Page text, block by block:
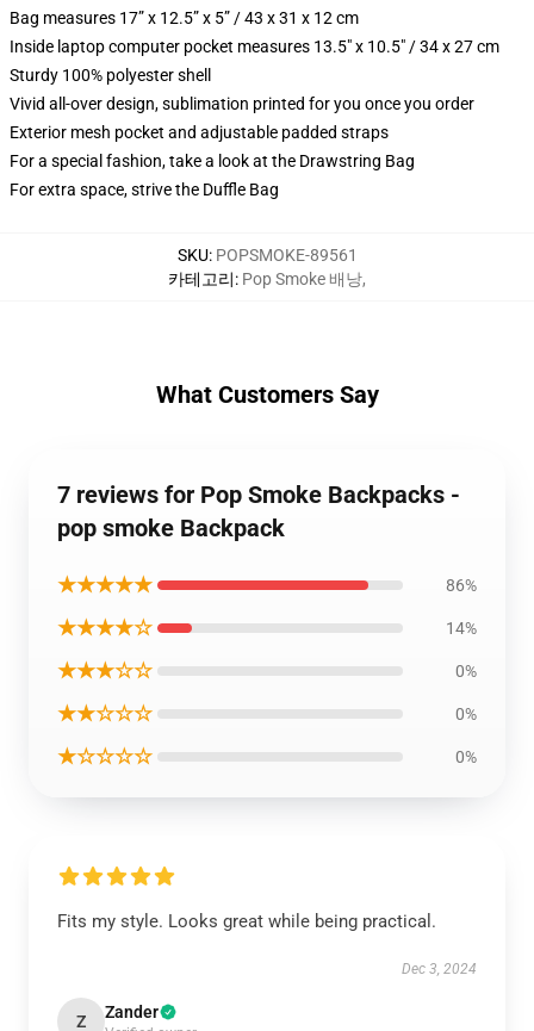
Bag measures 17” x 12.5” x 5” / 43 x 31 x 12 cm
Inside laptop computer pocket measures 13.5" x 10.5" / 34 x 27 cm
Sturdy 100% polyester shell
Vivid all-over design, sublimation printed for you once you order
Exterior mesh pocket and adjustable padded straps
For a special fashion, take a look at the Drawstring Bag
For extra space, strive the Duffle Bag
SKU: POPSMOKE-89561
카테고리: Pop Smoke 배낭,
What Customers Say
7 reviews for Pop Smoke Backpacks -
pop smoke Backpack
★★★★★ 86%
★★★★☆ 14%
★★★☆☆ 0%
★★☆☆☆ 0%
★☆☆☆☆ 0%
Fits my style. Looks great while being practical.
Dec 3, 2024
Z Zander